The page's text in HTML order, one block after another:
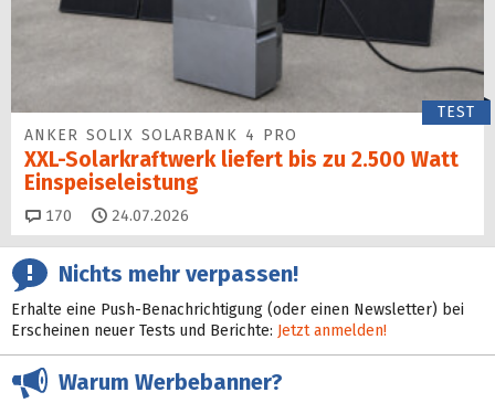
TEST
ANKER SOLIX SOLARBANK 4 PRO
XXL-Solarkraftwerk liefert bis zu 2.500 Watt
Einspeise­leistung
170 Kommentare
24.07.2026
Nichts mehr verpassen!
Erhalte eine Push-Benachrichtigung (oder einen Newsletter) bei
Erscheinen neuer Tests und Berichte: Jetzt anmelden!
Warum Werbebanner?